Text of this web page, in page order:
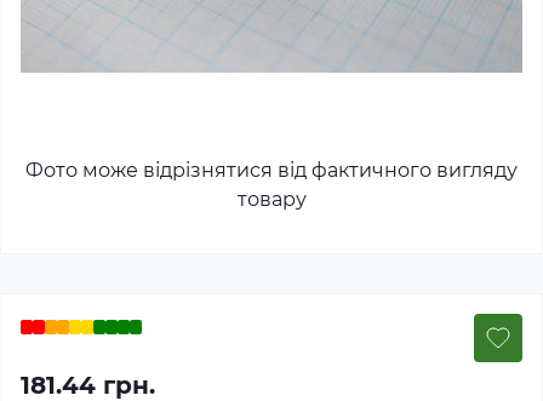
Фото може відрізнятися від фактичного вигляду
товару
181.44 грн.